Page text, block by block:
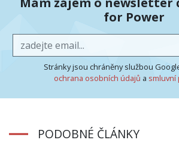
for Power
Stránky jsou chráněny službou
ochrana osobních údajů a smluvní
PODOBNÉ ČLÁNKY